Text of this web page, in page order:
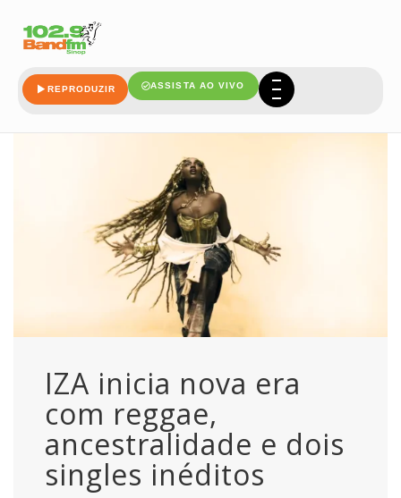
REPRODUZIR ASSISTA AO VIVO
reggae
IZA inicia nova era
com reggae,
ancestralidade e dois
singles inéditos